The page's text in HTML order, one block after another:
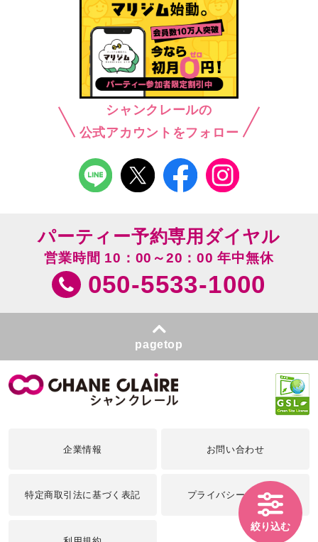
シャンクレールの
公式アカウントをフォロー
絞り込む
パーティー予約専用ダイヤル
営業時間 10：00～20：00 年中無休
050-5533-1000
pagetop
企業情報 お問い合わせ
特定商取引法に基づく表記 プライバシーポリシー